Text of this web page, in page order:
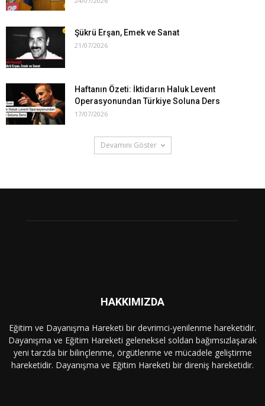
Şükrü Erşan, Emek ve Sanat
21/07/2026
Haftanın Özeti: İktidarın Haluk Levent
Operasyonundan Türkiye Soluna Ders
17/07/2026
Devamını Göster
HAKKIMIZDA
Eğitim ve Dayanışma Hareketi bir devrimci-yenilenme hareketidir.
Dayanışma ve Eğitim Hareketi geleneksel soldan bağımsızlaşarak
yeni tarzda bir bilinçlenme, örgütlenme ve mücadele geliştirme
hareketidir. Dayanışma ve Eğitim Hareketi bir direniş hareketidir.